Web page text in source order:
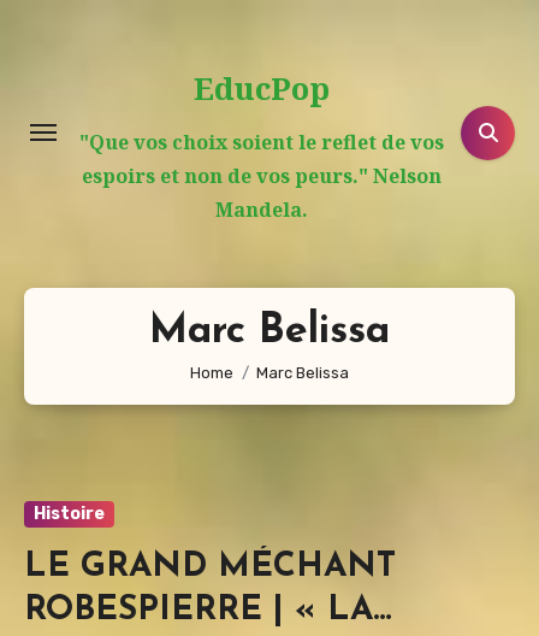
EducPop
"Que vos choix soient le reflet de vos
espoirs et non de vos peurs." Nelson
Mandela.
Marc Belissa
Home Marc Belissa
Histoire
LE GRAND MÉCHANT
ROBESPIERRE | « LA